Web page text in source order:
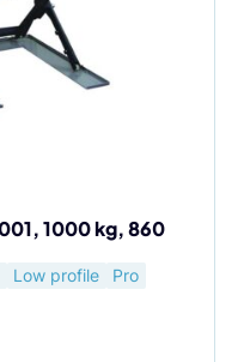
1000 kg, 860
Low profile Pro